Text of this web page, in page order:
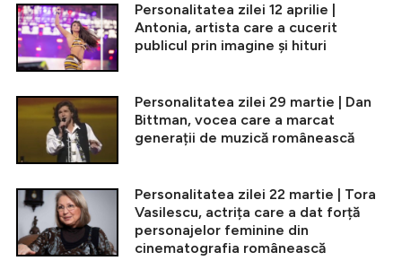
Personalitatea zilei 12 aprilie |
Antonia, artista care a cucerit
publicul prin imagine și hituri
Personalitatea zilei 29 martie | Dan
Bittman, vocea care a marcat
generații de muzică românească
Personalitatea zilei 22 martie | Tora
Vasilescu, actrița care a dat forță
personajelor feminine din
cinematografia românească